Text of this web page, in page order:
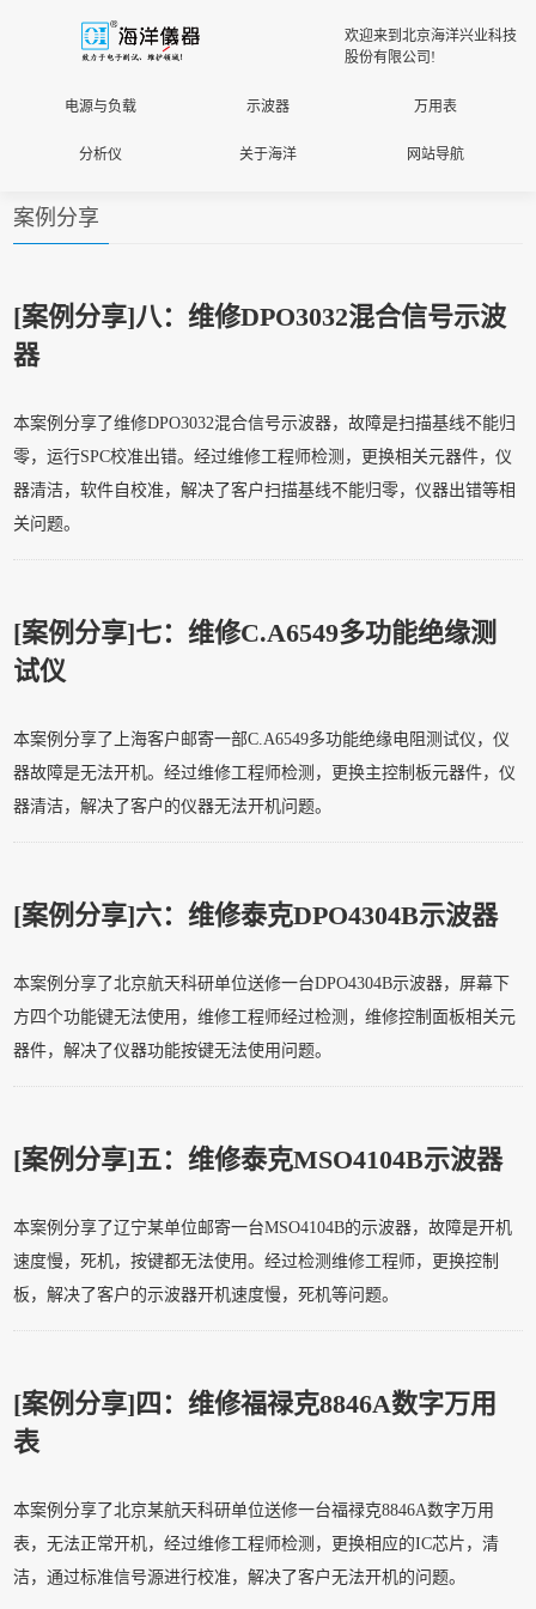
欢迎来到北京海洋兴业科技
股份有限公司!
电源与负载 示波器 万用表
分析仪 关于海洋 网站导航
案例分享
[案例分享]八：维修DPO3032混合信号示波
器
本案例分享了维修DPO3032混合信号示波器，故障是扫描基线不能归
零，运行SPC校准出错。经过维修工程师检测，更换相关元器件，仪
器清洁，软件自校准，解决了客户扫描基线不能归零，仪器出错等相
关问题。
[案例分享]七：维修C.A6549多功能绝缘测
试仪
本案例分享了上海客户邮寄一部C.A6549多功能绝缘电阻测试仪，仪
器故障是无法开机。经过维修工程师检测，更换主控制板元器件，仪
器清洁，解决了客户的仪器无法开机问题。
[案例分享]六：维修泰克DPO4304B示波器
本案例分享了北京航天科研单位送修一台DPO4304B示波器，屏幕下
方四个功能键无法使用，维修工程师经过检测，维修控制面板相关元
器件，解决了仪器功能按键无法使用问题。
[案例分享]五：维修泰克MSO4104B示波器
本案例分享了辽宁某单位邮寄一台MSO4104B的示波器，故障是开机
速度慢，死机，按键都无法使用。经过检测维修工程师，更换控制
板，解决了客户的示波器开机速度慢，死机等问题。
[案例分享] 四：维修福禄克8846A数字万用
表
本案例分享了北京某航天科研单位送修一台福禄克8846A数字万用
表，无法正常开机，经过维修工程师检测，更换相应的IC芯片，清
洁，通过标准信号源进行校准，解决了客户无法开机的问题。